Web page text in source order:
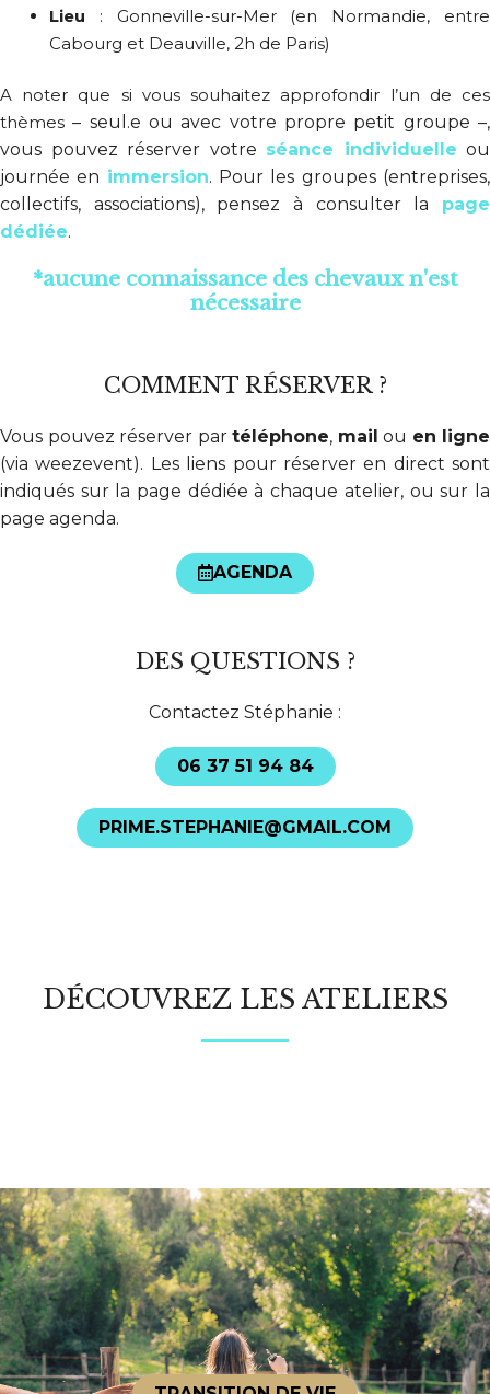
Lieu : Gonneville-sur-Mer (en Normandie, entre
Cabourg et Deauville, 2h de Paris)
A noter que si vous souhaitez approfondir l’un de ces
thèmes– seul.e ou avec votre propre petit groupe –,
vous pouvez réserver votre séance individuelle ou
journée en immersion. Pour les groupes (entreprises,
collectifs, associations), pensez à consulter la page
dédiée.
*aucune connaissance des chevaux n'est
nécessaire
COMMENT RÉSERVER ?
Vous pouvez réserver par téléphone, mail ou en ligne
(via weezevent). Les liens pour réserver en direct sont
indiqués sur la page dédiée à chaque atelier, ou sur la
page agenda.
AGENDA
DES QUESTIONS ?
Contactez Stéphanie :
06 37 51 94 84
PRIME.STEPHANIE@GMAIL.COM
DÉCOUVREZ LES ATELIERS